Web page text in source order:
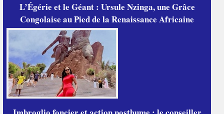
L’Égérie et le Géant : Ursule Nzinga, une Grâce
Congolaise au Pied de la Renaissance Africaine